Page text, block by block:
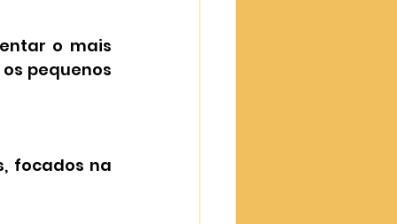
o mais
pequenos
focados na